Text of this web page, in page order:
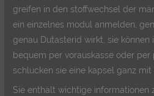
greifen in den stoffwechsel der
ein einzelnes modul anmelden,
genau Dutasterid wirkt, sie können
bequem per vorauskasse oder per
schlucken sie eine kapsel ganz mit
Sie enthält wichtige informationen